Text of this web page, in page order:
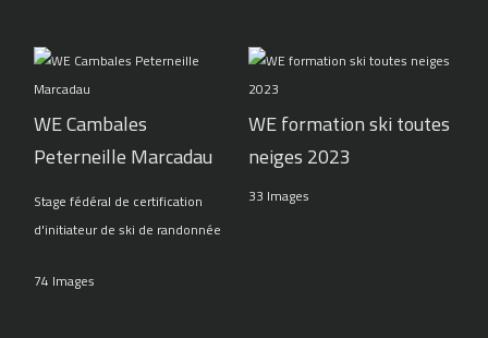
WE Cambales
Peterneille Marcadau
Stage fédéral de certification
d'initiateur de ski de randonnée
74 Images
WE formation ski toutes
neiges 2023
33 Images